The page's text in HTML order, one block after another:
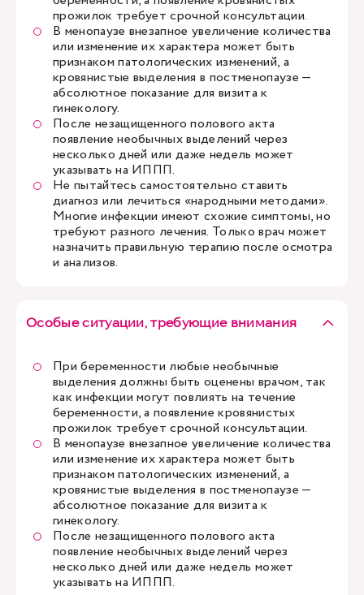
прожилок требует срочной консультации.
В менопаузе внезапное увеличение количества
или изменение их характера может быть
признаком патологических изменений, а
кровянистые выделения в постменопаузе —
абсолютное показание для визита к
гинекологу.
После незащищенного полового акта
появление необычных выделений через
несколько дней или даже недель может
указывать на ИППП.
Не пытайтесь самостоятельно ставить
диагноз или лечиться «народными методами».
Многие инфекции имеют схожие симптомы, но
требуют разного лечения. Только врач может
назначить правильную терапию после осмотра
и анализов.
Особые ситуации, требующие внимания
При беременности любые необычные
выделения должны быть оценены врачом, так
как инфекции могут повлиять на течение
беременности, а появление кровянистых
прожилок требует срочной консультации.
В менопаузе внезапное увеличение количества
или изменение их характера может быть
признаком патологических изменений, а
кровянистые выделения в постменопаузе —
абсолютное показание для визита к
гинекологу.
После незащищенного полового акта
появление необычных выделений через
несколько дней или даже недель может
указывать на ИППП.